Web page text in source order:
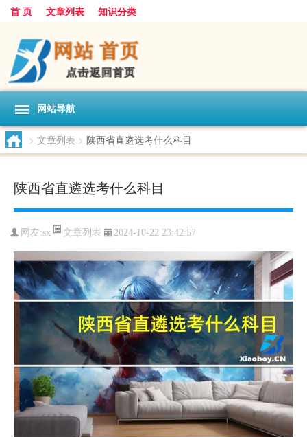
首 页 文章列表 知识分类
网站导航
> 文章列表 > 陕西省直遴选考什么科目
陕西省直遴选考什么科目
网友:sx 文章列表 2024-10-22 23:42:57